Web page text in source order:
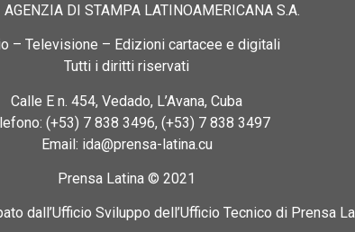
DI STAMPA LATINOAMERICANA S.A.
– Televisione – Edizioni cartacee e digitali
Tutti i diritti riservati
Calle E n. 454, Vedado, L’Avana, Cuba
(+53) 7 838 3496, (+53) 7 838 3497
Email: ida@prensa-latina.cu
Prensa Latina © 2021
dall’Ufficio Sviluppo dell’Ufficio Tecnico di Prensa